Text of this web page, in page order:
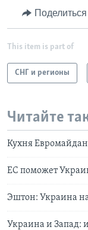
Поделиться
This item is part of
СНГ и регионы
Читайте
Кухня
ЕС поможет
Эштон: Украина
Украина и Запад: